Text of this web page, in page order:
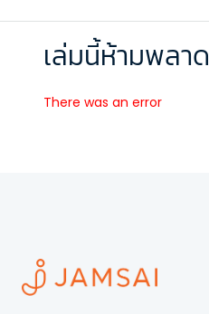
เล่มนี้ห้ามพลาด
There was an error